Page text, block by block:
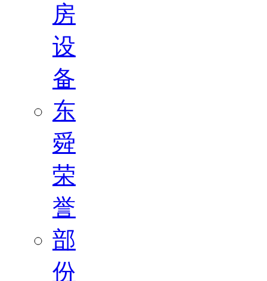
房
设
备
东
舜
荣
誉
部
份